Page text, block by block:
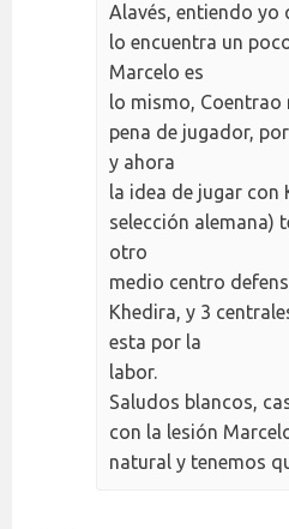
Alavés, entiendo yo
lo encuentra un
Marcelo es
lo mismo, Coentrao
pena de jugador,
y ahora
la idea de jugar con
selección alemana)
otro
medio centro
Khedira, y 3
esta por la
labor.
Saludos blancos,
con la lesión
natural y tenemos